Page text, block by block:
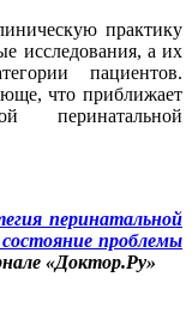
практику
исследования, а их
пациентов.
что приближает
перинатальной
перинатальной
проблемы
«Доктор.Ру»